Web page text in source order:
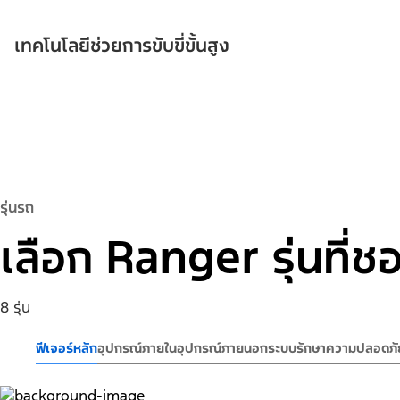
เทคโนโลยีช่วยการขับขี่ขั้นสูง
รุ่นรถ
เลือก Ranger รุ่นที่ช
8 รุ่น
ฟีเจอร์หลักอุปกรณ์ภายในอุปกรณ์ภายนอกระบบรักษาความปลอดภั